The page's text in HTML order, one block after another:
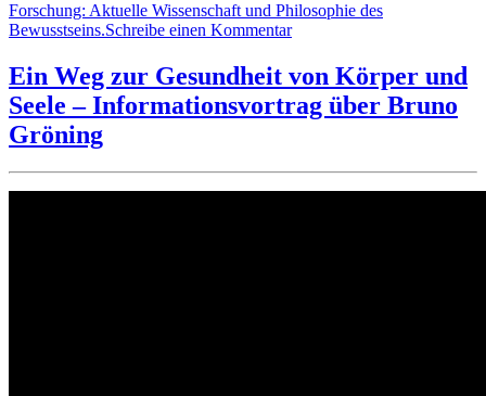
Forschung: Aktuelle Wissenschaft und Philosophie des
Bewusstseins.Schreibe einen Kommentarzu
Forschung:
Aktuelle
Wissenschaft
Ein Weg zur Gesundheit von Körper und
Seele – Informationsvortrag über Bruno
Gröning